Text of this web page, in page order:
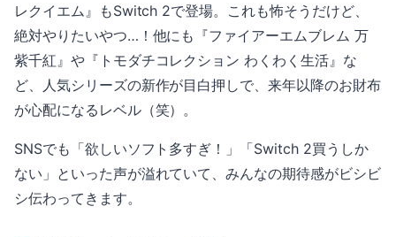
レクイエム』もSwitch 2で登場。これも怖そうだけど、
絶対やりたいやつ…！他にも『ファイアーエムブレム 万
紫千紅』や『トモダチコレクション わくわく生活』な
ど、人気シリーズの新作が目白押しで、来年以降のお財布
が心配になるレベル（笑）。
SNSでも「欲しいソフト多すぎ！」「Switch 2買うしか
ない」といった声が溢れていて、みんなの期待感がビシビ
シ伝わってきます。